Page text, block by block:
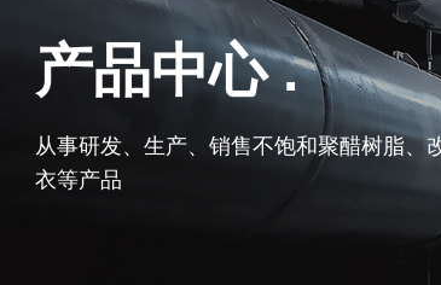
产品中心 .
从事研发、生产、销售不饱和聚醋树脂、
衣等产品